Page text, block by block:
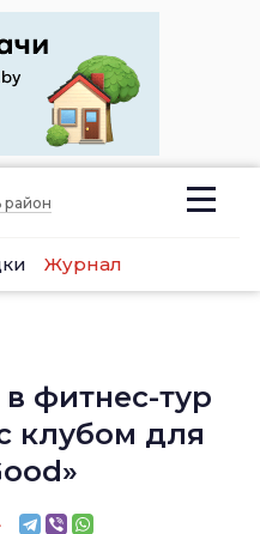
район
Журнал
фитнес-тур
клубом для